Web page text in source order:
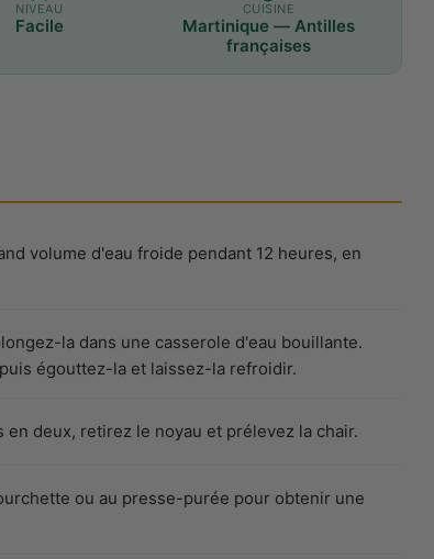
NIVEAU
Facile
CUISINE
Martinique — Antilles
françaises
volume d'eau froide pendant 12 heures, en
la dans une casserole d'eau bouillante.
égouttez-la et laissez-la refroidir.
deux, retirez le noyau et prélevez la chair.
ou au presse-purée pour obtenir une